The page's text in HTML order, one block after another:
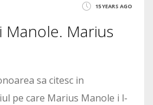
15 YEARS AGO
Marius
sa citesc in
pe care Marius Manole i l-